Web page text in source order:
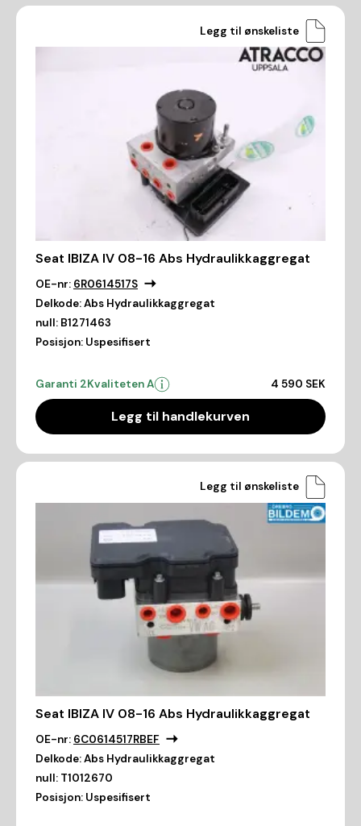
Legg til ønskeliste
Seat IBIZA IV 08-16 Abs Hydraulikkaggregat
OE-nr: 6R0614517S
Delkode:Abs Hydraulikkaggregat
null: B1271463
Posisjon: Uspesifisert
Garanti 2Kvaliteten A 4 590 SEK
Legg til handlekurven
Legg til ønskeliste
Seat IBIZA IV 08-16 Abs Hydraulikkaggregat
OE-nr: 6C0614517RBEF
Delkode:Abs Hydraulikkaggregat
null: T1012670
Posisjon: Uspesifisert